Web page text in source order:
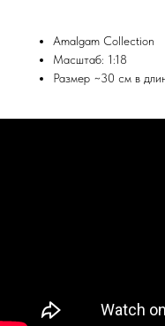
Amalgam Collection
Масштаб: 1:18
Размер ~30 см в